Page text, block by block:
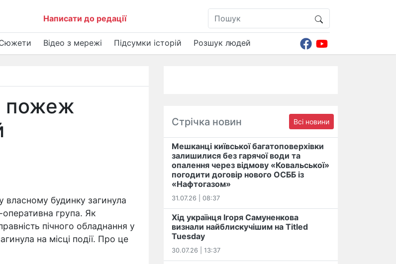
Написати до редації
Відео з мережі Підсумки історій Розшук людей
пожеж
власному будинку загинула
оперативна група. Як
пічного обладнання у
на місці події. Про це
Стрічка новин Всі новини
Мешканці київської багатоповерхівки
залишилися без гарячої води та
опалення через відмову «Ковальської»
погодити договір нового ОСББ із
«Нафтогазом»
31.07.26 | 08:37
Хід українця Ігоря Самуненкова
визнали найблискучішим на Titled
Tuesday
30.07.26 | 13:37